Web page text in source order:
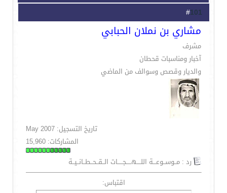
101
مشاري بن نملان الحبابي
مشرف
آخبار ومناسبات قحطان
والديار وقصص وسوالف من الماضي
تاريخ التسجيل: May 2007
المشاركات: 15,960
رد : مــوســوعـــة اللــــهـــــجـــــات الــقــحــطــانــيــة
اقتباس: